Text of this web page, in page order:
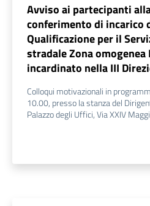
Avviso ai partecipanti
conferimento di incarico
Qualificazione per il
stradale Zona
incardinato nella III
Colloqui motivazionali in
10.00, presso la stanza del
Palazzo degli Uffici, Via XXIV